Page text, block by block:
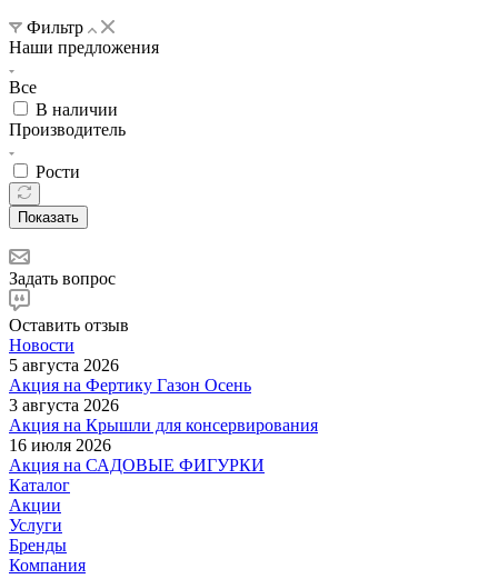
Фильтр
Наши предложения
Все
В наличии
Производитель
Рости
Показать
Задать вопрос
Оставить отзыв
Новости
5 августа 2026
Акция на Фертику Газон Осень
3 августа 2026
Акция на Крышли для консервирования
16 июля 2026
Акция на САДОВЫЕ ФИГУРКИ
Каталог
Акции
Услуги
Бренды
Компания